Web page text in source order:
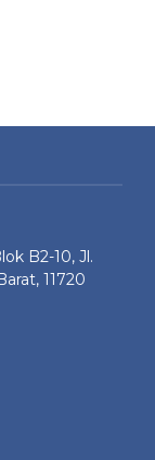
B2-10, Jl.
11720